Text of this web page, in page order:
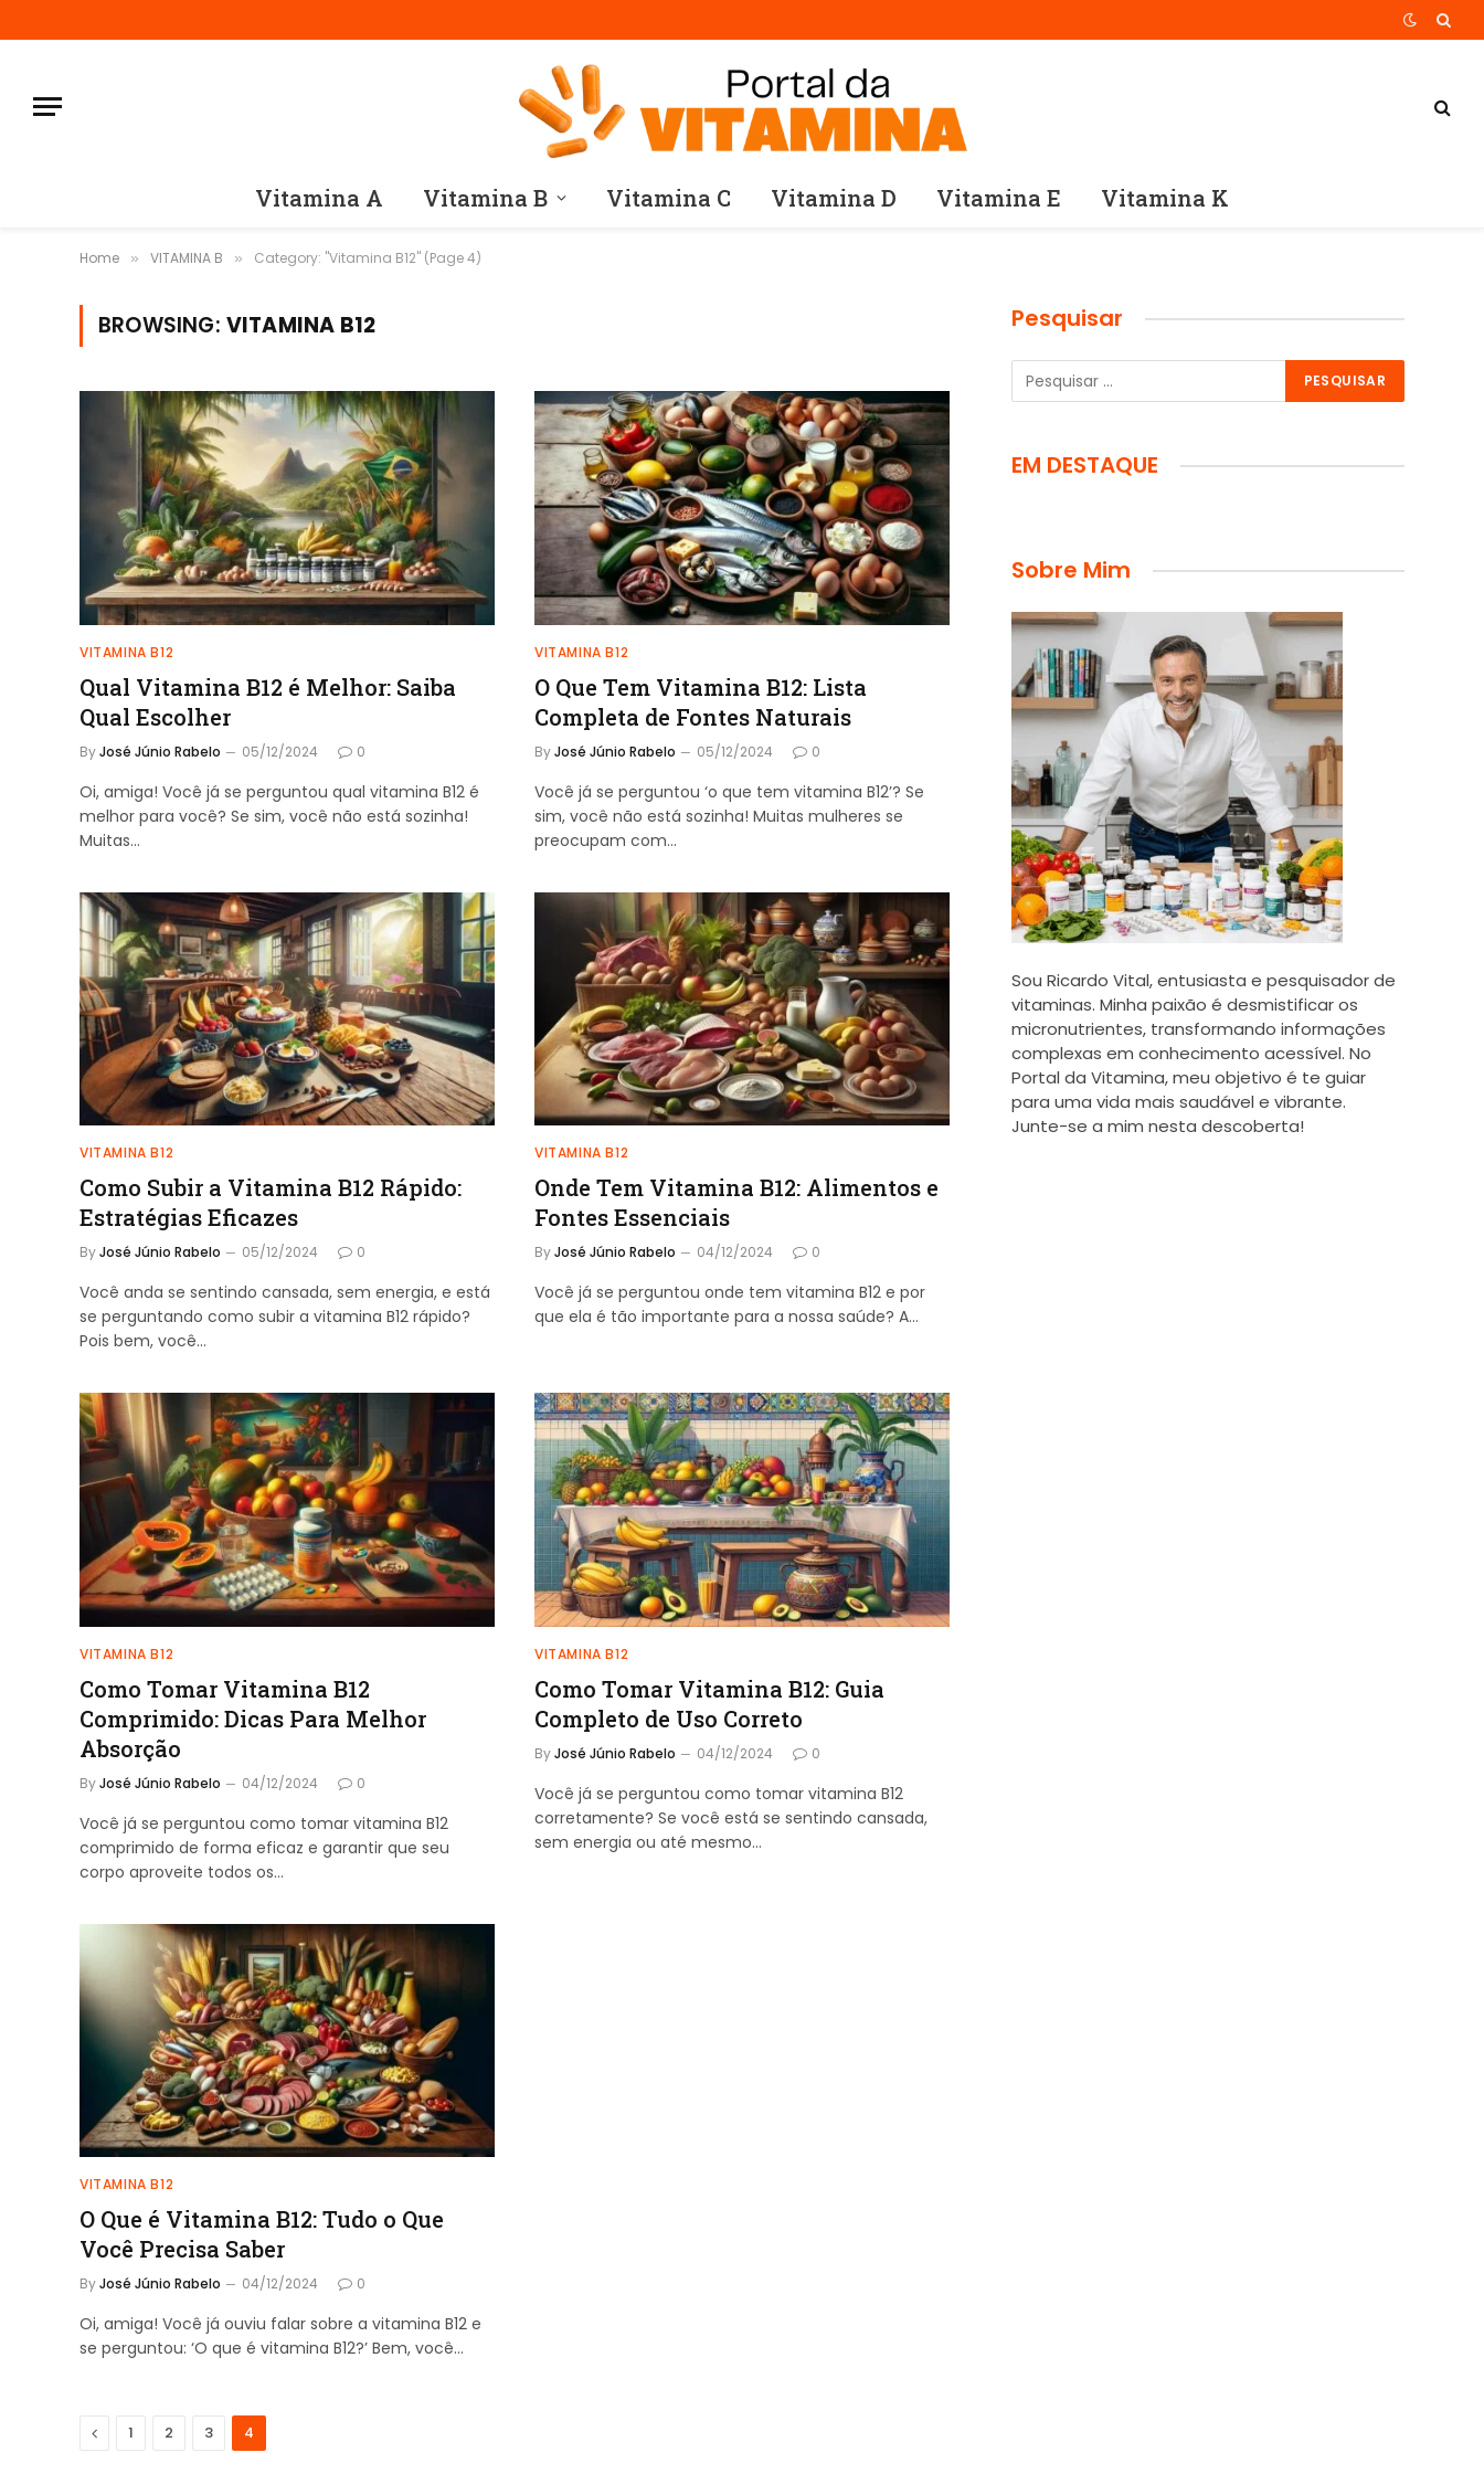
Vitamina A Vitamina B Vitamina C Vitamina D Vitamina E Vitamina K
Home » VITAMINA B » Category: "Vitamina B12" (Page 4)
BROWSING: VITAMINA B12
VITAMINA B12
Qual Vitamina B12 é Melhor: Saiba
Qual Escolher
ByJosé Júnio Rabelo 05/12/2024 0
Oi, amiga! Você já se perguntou qual vitamina B12 é
melhor para você? Se sim, você não está sozinha!
Muitas…
VITAMINA B12
O Que Tem Vitamina B12: Lista
Completa de Fontes Naturais
ByJosé Júnio Rabelo 05/12/2024 0
Você já se perguntou ‘o que tem vitamina B12’? Se
sim, você não está sozinha! Muitas mulheres se
preocupam com…
VITAMINA B12
Como Subir a Vitamina B12 Rápido:
Estratégias Eficazes
ByJosé Júnio Rabelo 05/12/2024 0
Você anda se sentindo cansada, sem energia, e está
se perguntando como subir a vitamina B12 rápido?
Pois bem, você…
VITAMINA B12
Onde Tem Vitamina B12: Alimentos e
Fontes Essenciais
ByJosé Júnio Rabelo 04/12/2024 0
Você já se perguntou onde tem vitamina B12 e por
que ela é tão importante para a nossa saúde? A…
VITAMINA B12
Como Tomar Vitamina B12
Comprimido: Dicas Para Melhor
Absorção
ByJosé Júnio Rabelo 04/12/2024 0
Você já se perguntou como tomar vitamina B12
comprimido de forma eficaz e garantir que seu
corpo aproveite todos os…
VITAMINA B12
Como Tomar Vitamina B12: Guia
Completo de Uso Correto
ByJosé Júnio Rabelo 04/12/2024 0
Você já se perguntou como tomar vitamina B12
corretamente? Se você está se sentindo cansada,
sem energia ou até mesmo…
VITAMINA B12
O Que é Vitamina B12: Tudo o Que
Você Precisa Saber
ByJosé Júnio Rabelo 04/12/2024 0
Oi, amiga! Você já ouviu falar sobre a vitamina B12 e
se perguntou: ‘O que é vitamina B12?’ Bem, você…
Previous
1 2 3 4
Pesquisar
EM DESTAQUE
Sobre Mim
Sou Ricardo Vital, entusiasta e pesquisador de
vitaminas. Minha paixão é desmistificar os
micronutrientes, transformando informações
complexas em conhecimento acessível. No
Portal da Vitamina, meu objetivo é te guiar
para uma vida mais saudável e vibrante.
Junte-se a mim nesta descoberta!